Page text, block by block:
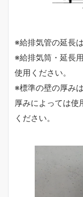
※給排気管の延長
※給排気筒・延長
使用ください。
※標準の壁の厚み
厚みによっては使
ください。